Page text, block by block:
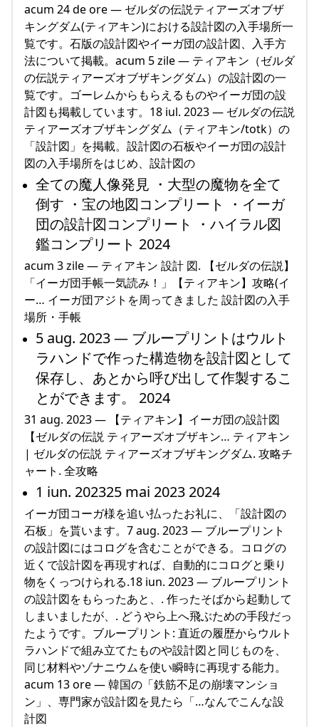
acum 24 de ore — ゼルダの伝説ティアーズオブザ
キングダム(ティアキン)における設計図の入手場所一
覧です。石版の設計図やイーガ団の設計図、入手方
法について掲載。acum 5 zile — ティアキン（ゼルダ
の伝説ティアーズオブザキングダム）の設計図の一
覧です。ゴーレムからもらえるものやイーガ団の設
計図も掲載しています。18 iul. 2023 — ゼルダの伝説
ティアーズオブザキングダム（ティアキン/totk）の
「設計図」を掲載。設計図の石板やイーガ団の設計
図の入手場所をはじめ、設計図の
全ての魔人像発見 ・大型の魔物を全て
倒す ・宝の地図コンプリート ・イーガ
団の設計図コンプリート ・ハイラル図
鑑コンプリート 2024
acum 3 zile — ティアキン 設計 図. 【ゼルダの伝説】
「イーガ団手帳一気読み！」【ティアキン】攻略(イ
ー… イーガ団アジトを周ってきました 設計図の入手
場所・手帳
5 aug. 2023 — ブループリントはウルト
ラハンドで作った構造物を設計図として
保存し、あとから呼び出して作製するこ
とができます。 2024
31 aug. 2023 — 【ティアキン】イーガ団の設計図
【ゼルダの伝説 ティアーズオブザキン… ティアキン
| ゼルダの伝説 ティアーズオブザキングダム. 攻略チ
ャート. 全攻略
1 iun. 202325 mai 2023 2024
イーガ団コーガ様を追い払ったお礼に、「設計図の
石板」を貰います。7 aug. 2023 — ブループリント
の設計図にはコログを含むことができる。コログの
近くで設計図を再現すれば、自動的にコログと乗り
物をくっつけられる.18 iun. 2023 — ブループリント
の設計図をもらったあと、. 作ったそばから起動して
しまいましたが、. どうやら上へ飛ぶための手段だっ
たようです。ブループリント: 直近の履歴からウルト
ラハンドで組み立てたものや設計図と同じものを、
同じ材料やゾナニウムを使い瞬時に再現する能力。
acum 13 ore — 韓国の「鉄筋不足の崩壊マンショ
ン」、専門家が設計図を見たら「…なんでこんな設
計図